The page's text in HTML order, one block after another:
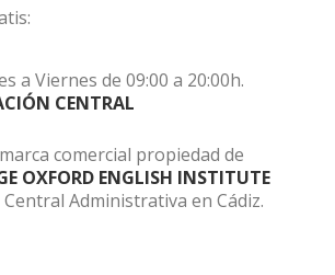
a Viernes de 09:00 a 20:00h.
CENTRAL
comercial propiedad de
OXFORD ENGLISH INSTITUTE
Central Administrativa en Cádiz.